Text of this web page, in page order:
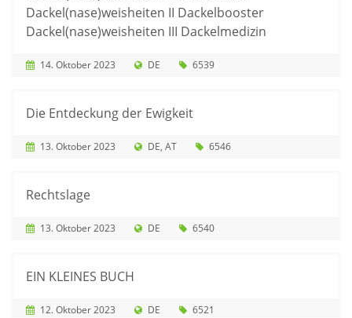
Dackel(nase)weisheiten II Dackelbooster
Dackel(nase)weisheiten III Dackelmedizin
14. Oktober 2023 DE 6539
Die Entdeckung der Ewigkeit
13. Oktober 2023 DE AT 6546
Rechtslage
13. Oktober 2023 DE 6540
EIN KLEINES BUCH
12. Oktober 2023 DE 6521